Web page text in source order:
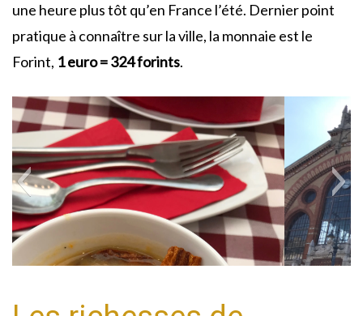
une heure plus tôt qu’en France l’été. Dernier point
pratique à connaître sur la ville, la monnaie est le
Forint, 1 euro = 324 forints.